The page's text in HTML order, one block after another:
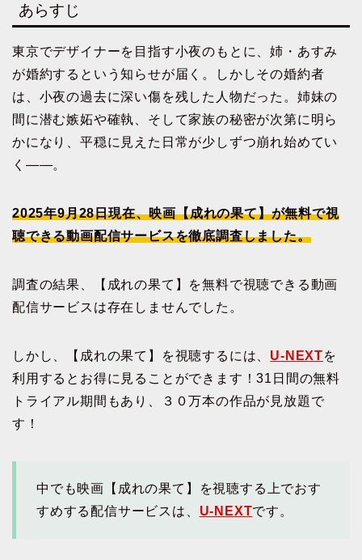
あらすじ
東京でデザイナーを目指す小夜のもとに、姉・あすみ
が婚約するという知らせが届く。しかしその婚約者
は、小夜の過去に深い傷を残した人物だった。姉妹の
間に潜む嫉妬や確執、そして家族の秘密が次第に明ら
かになり、平穏に見えた日常が少しずつ崩れ始めてい
く――。
2025年9月28日現在、映画【成れの果て】が無料で視
聴できる動画配信サービスを徹底調査しました。
調査の結果、【成れの果て】を無料で視聴できる動画
配信サービスは存在しませんでした。
しかし、【成れの果て】を視聴するには、 U-NEXTを
利用するとお得に見ることができます！31日間の無料
トライアル期間もあり、３０万本の作品が見放題で
す！
中でも映画【成れの果て】を視聴する上でおす
すめする配信サービスは、 U-NEXTです。